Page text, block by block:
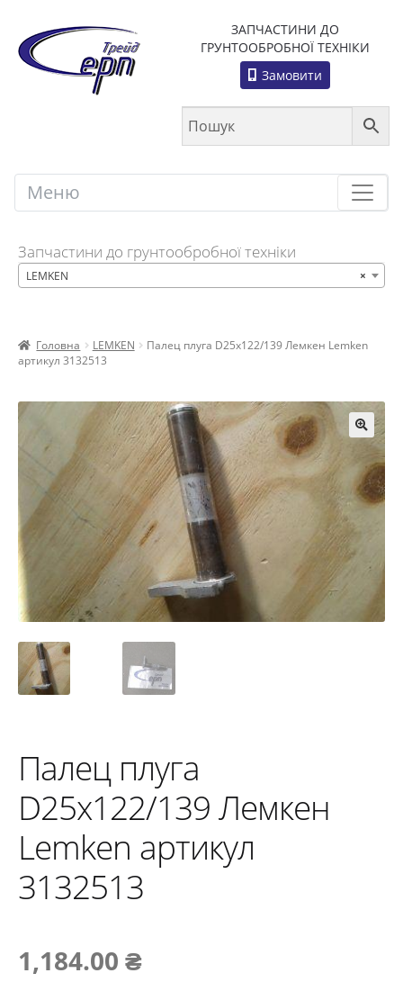
ЗАПЧАСТИНИ ДО
ГРУНТООБРОБНОЇ ТЕХНІКИ
Замовити
Меню Меню
Запчастини до грунтообробної техніки
×
LEMKEN
Головна LEMKEN
Палец плуга D25х122/139 Лемкен Lemken
артикул 3132513
🔍
Палец плуга
D25х122/139 Лемкен
Lemken артикул
3132513
1,184.00 ₴